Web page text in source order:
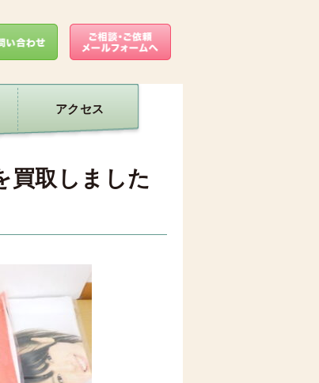
アクセス
買取しました